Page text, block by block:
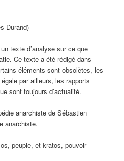
Durand)
texte d’analyse sur ce que
Ce texte a été rédigé dans
éléments sont obsolètes, les
par ailleurs, les rapports
sont toujours d’actualité.
anarchiste de Sébastien
anarchiste.
peuple, et kratos, pouvoir